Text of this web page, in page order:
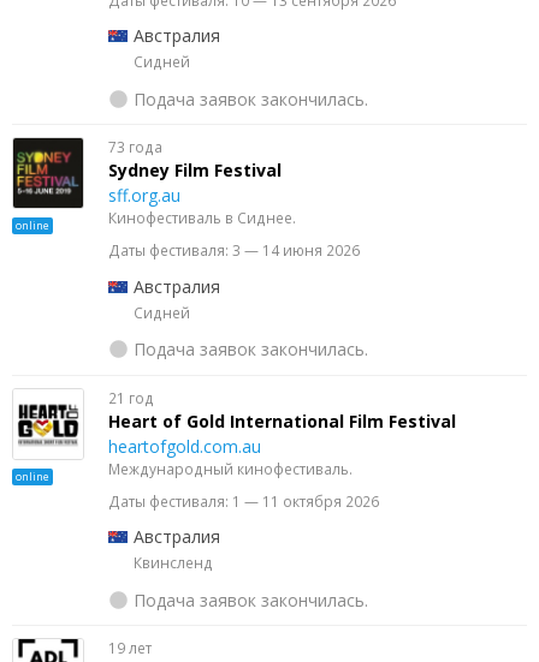
Австралия
Сидней
Подача заявок закончилась.
online
73 года
Sydney Film Festival
sff.org.au
Кинофестиваль в Сиднее.
Даты фестиваля: 3 — 14 июня 2026
Австралия
Сидней
Подача заявок закончилась.
online
21 год
Heart of Gold International Film Festival
heartofgold.com.au
Международный кинофестиваль.
Даты фестиваля: 1 — 11 октября 2026
Австралия
Квинсленд
Подача заявок закончилась.
19 лет